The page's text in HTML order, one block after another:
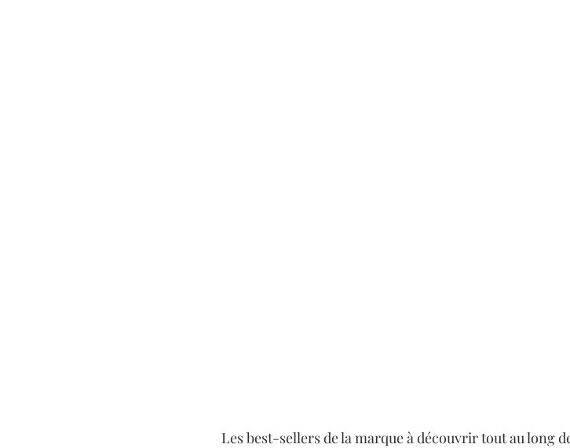
Les best-sellers de la marque à découvrir tout au long